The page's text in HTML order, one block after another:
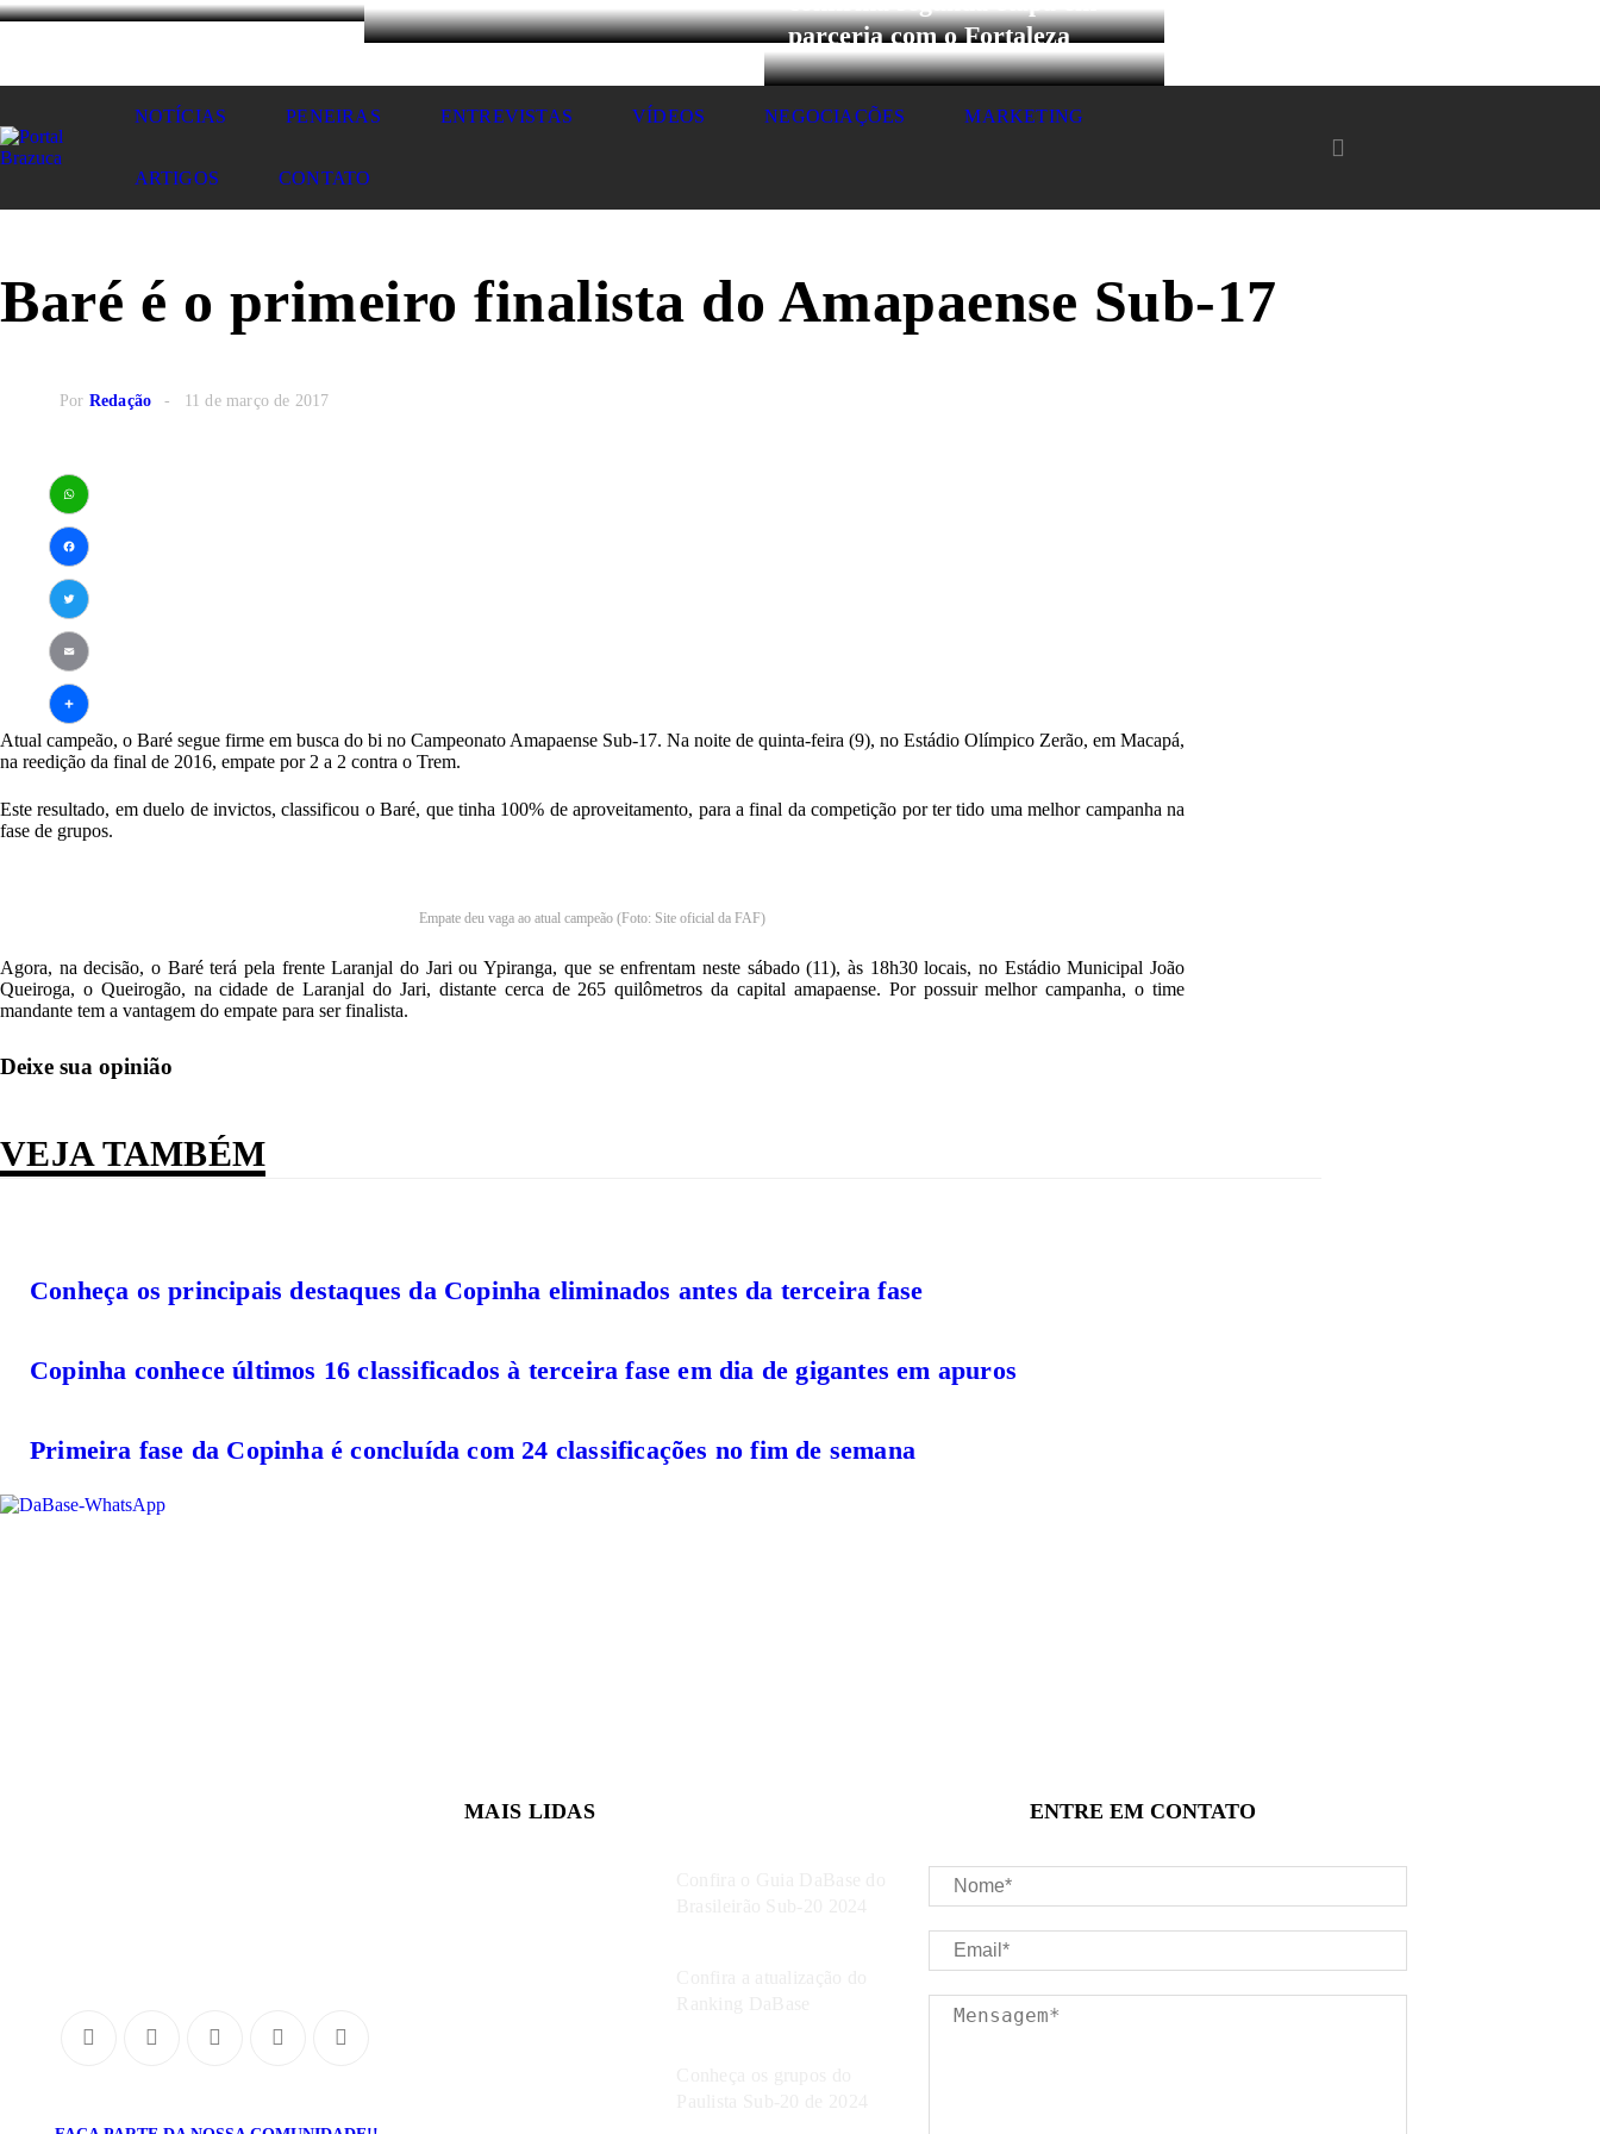
parceria com o Fortaleza
NOTÍCIAS PENEIRAS ENTREVISTAS VÍDEOS NEGOCIAÇÕES MARKETING
ARTIGOS CONTATO
Baré é o primeiro finalista do Amapaense Sub-17
Por Redação 11 de março de 2017
WhatsApp
Facebook
Twitter
Email
Share
Atual campeão, o Baré segue firme em busca do bi no Campeonato Amapaense Sub-17. Na noite de quinta-feira (9), no Estádio Olímpico Zerão, em Macapá,
na reedição da final de 2016, empate por 2 a 2 contra o Trem.
Este resultado, em duelo de invictos, classificou o Baré, que tinha 100% de aproveitamento, para a final da competição por ter tido uma melhor campanha na
fase de grupos.
Empate deu vaga ao atual campeão (Foto: Site oficial da FAF)
Agora, na decisão, o Baré terá pela frente Laranjal do Jari ou Ypiranga, que se enfrentam neste sábado (11), às 18h30 locais, no Estádio Municipal João
Queiroga, o Queirogão, na cidade de Laranjal do Jari, distante cerca de 265 quilômetros da capital amapaense. Por possuir melhor campanha, o time
mandante tem a vantagem do empate para ser finalista.
Deixe sua opinião
VEJA TAMBÉM
Conheça os principais destaques da Copinha eliminados antes da terceira fase
Copinha conhece últimos 16 classificados à terceira fase em dia de gigantes em apuros
Primeira fase da Copinha é concluída com 24 classificações no fim de semana
MAIS LIDAS ENTRE EM CONTATO